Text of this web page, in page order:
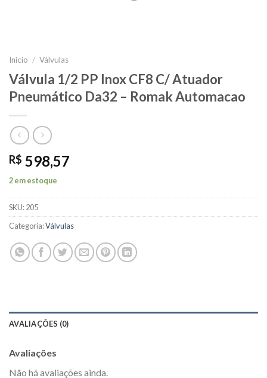
Início / Válvulas
Válvula 1/2 PP Inox CF8 C/ Atuador
Pneumático Da32 – Romak Automacao
R$ 598,57
2 em estoque
SKU:205
Categoria:Válvulas
AVALIAÇÕES (0)
Avaliações
Não há avaliações ainda.